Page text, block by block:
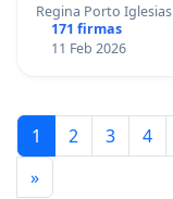
Regina Porto Iglesias
171 firmas
11 Feb 2026
1 2 3 4
»